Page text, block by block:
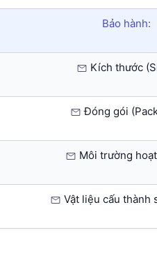
Bảo hành:
Kích thước
Đóng gói
Môi trường
Vật liệu cấu thành